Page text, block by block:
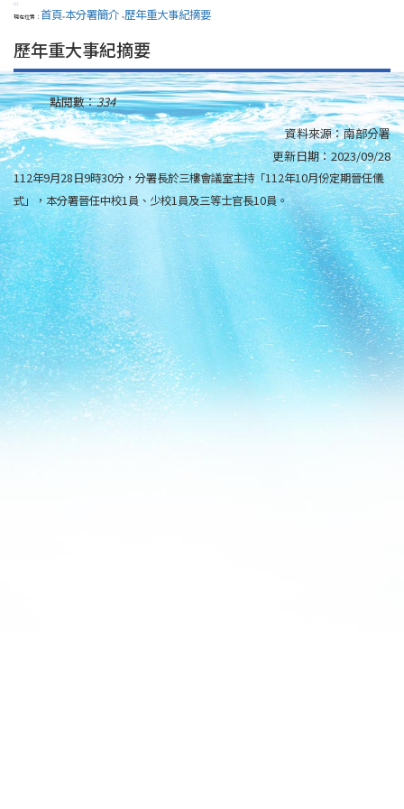
:::
現在位置： 首頁>本分署簡介 >歷年重大事紀摘要
歷年重大事紀摘要
點閱數：334
資料來源：南部分署
更新日期：2023/09/28
112年9月28日9時30分，分署長於三樓會議室主持「112年10月份定期晉任儀
式」，本分署晉任中校1員、少校1員及三等士官長10員。